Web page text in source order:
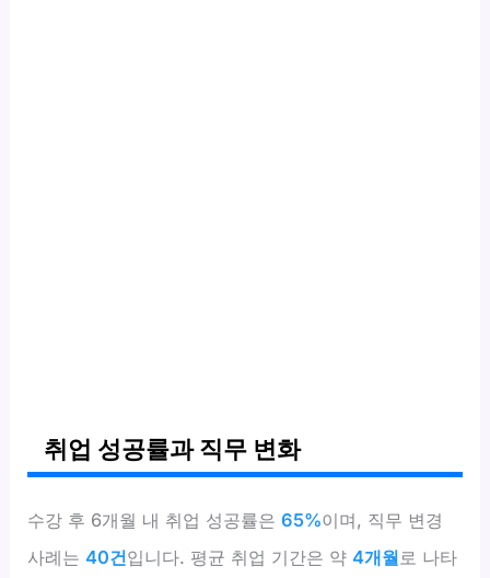
취업 성공률과 직무 변화
수강 후 6개월 내 취업 성공률은65%이며, 직무 변경
사례는40건입니다. 평균 취업 기간은 약4개월 로 나타